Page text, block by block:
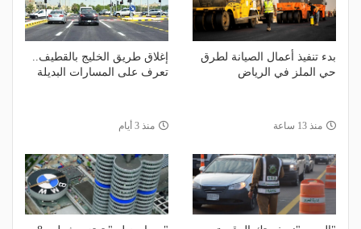
بدء تنفيذ أعمال الصيانة لطرق
حي الملز في الرياض
منذ 13 ساعة
إغلاق طريق الخليج بالقطيف..
تعرف على المسارات البديلة
منذ 3 أيام